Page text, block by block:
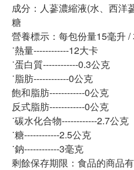
成分：人蔘濃縮液(水、西洋
糖
營養標示：每包份量15毫升
˙熱量------------12大卡
˙蛋白質------------0.3公克
˙脂肪------------0公克
飽和脂肪------------0公克
反式脂肪------------0公克
˙碳水化合物------------2.7公克
˙糖------------2.5公克
˙鈉------------3毫克
剩餘保存期限：食品的商品